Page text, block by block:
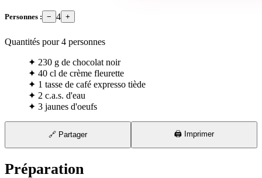
Personnes : − 4 +
Quantités pour4 personnes
✦ 230 g de chocolat noir
✦ 40 cl de crème fleurette
✦ 1 tasse de café expresso tiède
✦ 2 c.a.s. d'eau
✦ 3 jaunes d'oeufs
🔗 Partager 🖨️ Imprimer
Préparation